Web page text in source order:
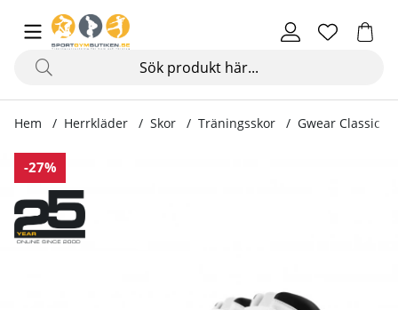
Hem Herrkläder Skor Träningsskor Gwear Classic
-27%
Produktbilder Gwear Classic High Tops, white/black